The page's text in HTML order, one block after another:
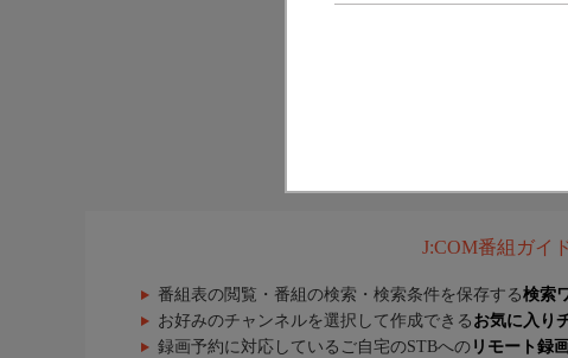
J:COM番組ガイ
番組表の閲覧・番組の検索・検索条件を保存する検索
お好みのチャンネルを選択して作成できる お気に入り
録画予約に対応しているご自宅のSTBへの リモート録